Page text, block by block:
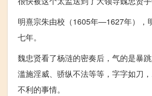
明熹宗朱由校（1605年—1627年），
七年。
魏忠贤看了杨涟的密奏后，气的是暴
滥施淫威、骄纵不法等等，字字如刀
不利的事情。